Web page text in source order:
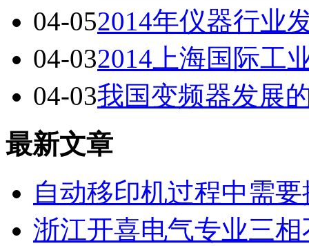
04-052014年仪器行业
04-032014上海国际工
04-03我国变频器发展
最新文章
自动移印机过程中需
浙江开喜电气专业三